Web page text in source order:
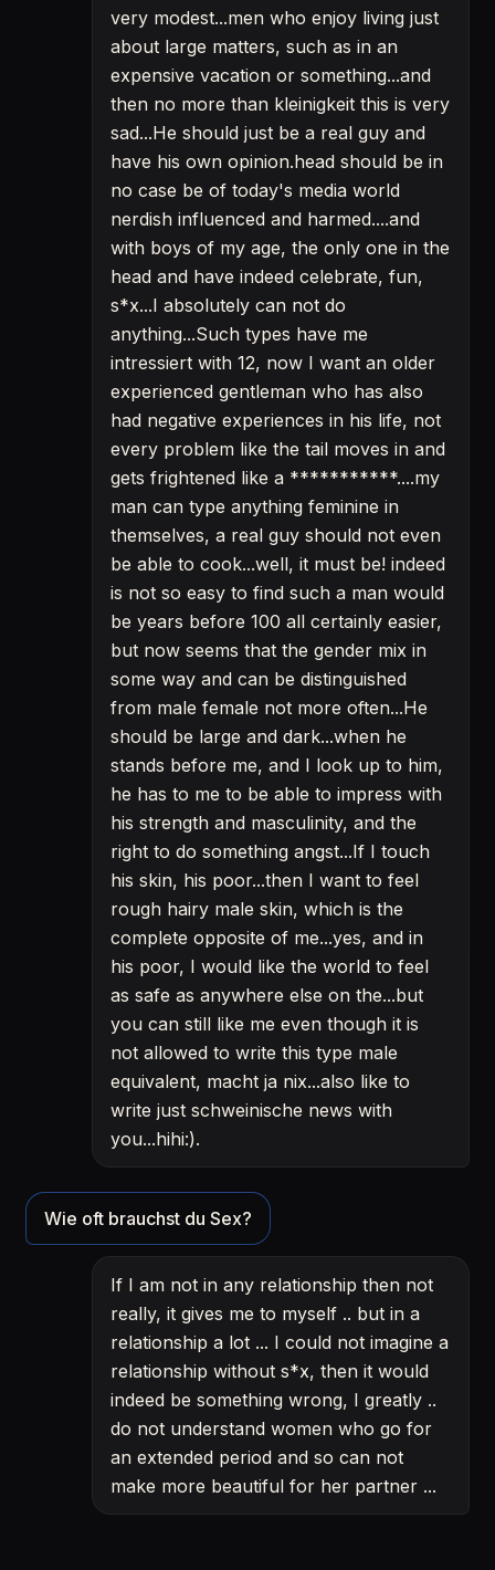
very modest...men who enjoy living just
about large matters, such as in an
expensive vacation or something...and
then no more than kleinigkeit this is very
sad...He should just be a real guy and
have his own opinion.head should be in
no case be of today's media world
nerdish influenced and harmed....and
with boys of my age, the only one in the
head and have indeed celebrate, fun,
s*x...I absolutely can not do
anything...Such types have me
intressiert with 12, now I want an older
experienced gentleman who has also
had negative experiences in his life, not
every problem like the tail moves in and
gets frightened like a ***********....my
man can type anything feminine in
themselves, a real guy should not even
be able to cook...well, it must be! indeed
is not so easy to find such a man would
be years before 100 all certainly easier,
but now seems that the gender mix in
some way and can be distinguished
from male female not more often...He
should be large and dark...when he
stands before me, and I look up to him,
he has to me to be able to impress with
his strength and masculinity, and the
right to do something angst...If I touch
his skin, his poor...then I want to feel
rough hairy male skin, which is the
complete opposite of me...yes, and in
his poor, I would like the world to feel
as safe as anywhere else on the...but
you can still like me even though it is
not allowed to write this type male
equivalent, macht ja nix...also like to
write just schweinische news with
you...hihi:).
Wie oft brauchst du Sex?
If I am not in any relationship then not
really, it gives me to myself .. but in a
relationship a lot ... I could not imagine a
relationship without s*x, then it would
indeed be something wrong, I greatly ..
do not understand women who go for
an extended period and so can not
make more beautiful for her partner ...